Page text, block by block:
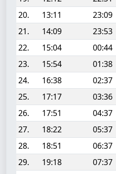
20.
13:11 23:09
21.
14:09 23:53
22.
15:04 00:44
23.
15:54 01:38
24.
16:38 02:37
25.
17:17 03:36
26.
17:51 04:37
27.
18:22 05:37
28.
18:51 06:37
29.
19:18 07:37